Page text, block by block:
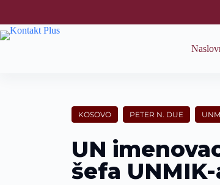
k
i
KOSOVO PETER N. DUE
UN
šefa